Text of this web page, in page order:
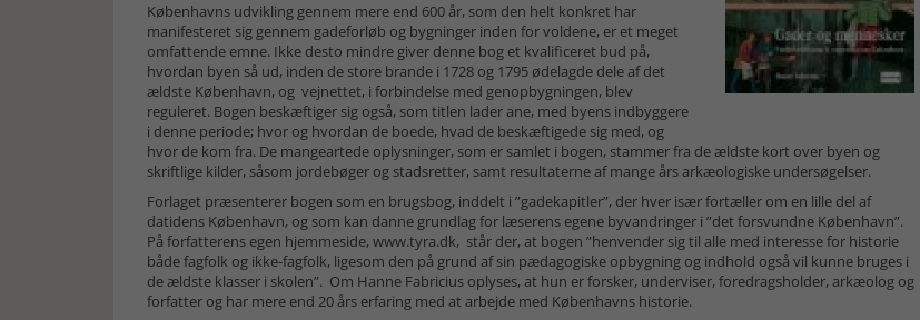
Københavns udvikling gennem mere end 600 år, som den helt konkret har
manifesteret sig gennem gadeforløb og bygninger inden for voldene, er et meget
omfattende emne. Ikke desto mindre giver denne bog et kvalificeret bud på,
hvordan byen så ud, inden de store brande i 1728 og 1795 ødelagde dele af det
ældste København, og vejnettet, i forbindelse med genopbygningen, blev
reguleret. Bogen beskæftiger sig også, som titlen lader ane, med byens indbyggere
i denne periode; hvor og hvordan de boede, hvad de beskæftigede sig med, og
hvor de kom fra. De mangeartede oplysninger, som er samlet i bogen, stammer fra de ældste kort over byen og
skriftlige kilder, såsom jordebøger og stadsretter, samt resultaterne af mange års arkæologiske undersøgelser.
Forlaget præsenterer bogen som en brugsbog, inddelt i ”gadekapitler”, der hver især fortæller om en lille del af
datidens København, og som kan danne grundlag for læserens egene byvandringer i ”det forsvundne København”.
På forfatterens egen hjemmeside, www.tyra.dk, står der, at bogen ”henvender sig til alle med interesse for historie
både fagfolk og ikke-fagfolk, ligesom den på grund af sin pædagogiske opbygning og indhold også vil kunne bruges i
de ældste klasser i skolen”. Om Hanne Fabricius oplyses, at hun er forsker, underviser, foredragsholder, arkæolog og
forfatter og har mere end 20 års erfaring med at arbejde med Københavns historie.